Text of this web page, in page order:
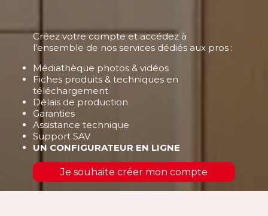
Créez votre compte et accédez à
l’ensemble de nos services dédiés aux pros :
Médiathèque photos & vidéos
Fiches produits & techniques en
téléchargement
Délais de production
Garanties
Assistance technique
Support SAV
UN CONFIGURATEUR EN LIGNE
Je souhaite créer mon compte